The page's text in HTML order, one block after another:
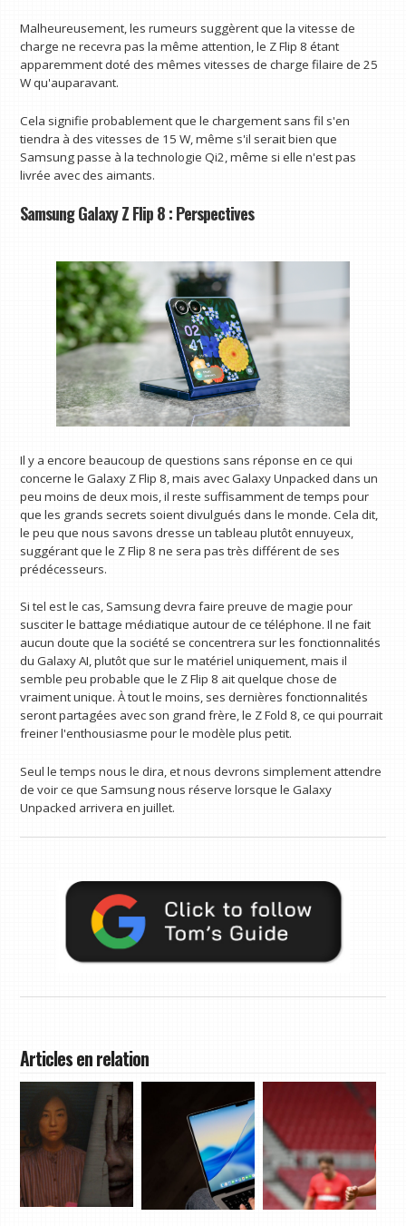
Malheureusement, les rumeurs suggèrent que la vitesse de
charge ne recevra pas la même attention, le Z Flip 8 étant
apparemment doté des mêmes vitesses de charge filaire de 25
W qu'auparavant.
Cela signifie probablement que le chargement sans fil s'en
tiendra à des vitesses de 15 W, même s'il serait bien que
Samsung passe à la technologie Qi2, même si elle n'est pas
livrée avec des aimants.
Samsung Galaxy Z Flip 8 : Perspectives
Il y a encore beaucoup de questions sans réponse en ce qui
concerne le Galaxy Z Flip 8, mais avec Galaxy Unpacked dans un
peu moins de deux mois, il reste suffisamment de temps pour
que les grands secrets soient divulgués dans le monde. Cela dit,
le peu que nous savons dresse un tableau plutôt ennuyeux,
suggérant que le Z Flip 8 ne sera pas très différent de ses
prédécesseurs.
Si tel est le cas, Samsung devra faire preuve de magie pour
susciter le battage médiatique autour de ce téléphone. Il ne fait
aucun doute que la société se concentrera sur les fonctionnalités
du Galaxy AI, plutôt que sur le matériel uniquement, mais il
semble peu probable que le Z Flip 8 ait quelque chose de
vraiment unique. À tout le moins, ses dernières fonctionnalités
seront partagées avec son grand frère, le Z Fold 8, ce qui pourrait
freiner l'enthousiasme pour le modèle plus petit.
Seul le temps nous le dira, et nous devrons simplement attendre
de voir ce que Samsung nous réserve lorsque le Galaxy
Unpacked arrivera en juillet.
Articles en relation